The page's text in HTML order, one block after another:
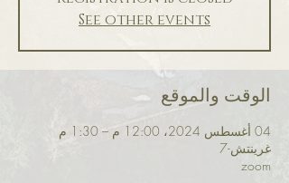
See other events
الوقت والموقع
04 أغسطس 2024، 12:00 م – 1:30 م
غرينتش-7
zoom